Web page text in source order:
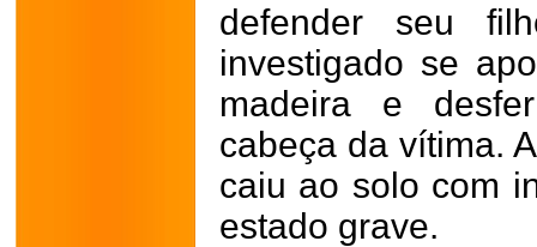
defender seu
investigado se
madeira e
cabeça da vítima.
caiu ao solo com
estado grave.